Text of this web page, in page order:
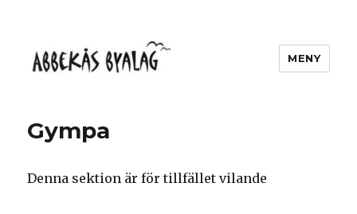
MENY
Gympa
Denna sektion är för tillfället vilande